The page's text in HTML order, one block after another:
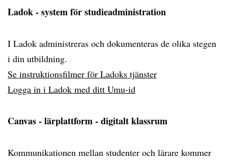
Ladok - system för studieadministration
I Ladok administreras och dokumenteras de olika stegen
i din utbildning.
Se instruktionsfilmer för Ladoks tjänster
Logga in i Ladok med ditt Umu-id
Canvas - lärplattform - digitalt klassrum
Kommunikationen mellan studenter och lärare kommer